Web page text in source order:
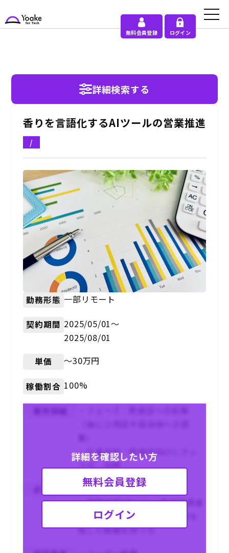
無料会員登録 ログイン
詳細検索する
香りを言語化するAIツールの営業推進
/
勤務形態 一部リモート
契約期間 2025/05/01〜
2025/08/01
単価 〜30万円
稼働割合 100%
案件詳細
・仕事内容：飲食店向けにテレ
アポ、訪問
・30代までが望ましい
・営業経験2年以上、数値目標達
成に向けて意欲的に動き成果を
残した経験を持つ方
詳細を確認したい方
無料会員登録
ログイン